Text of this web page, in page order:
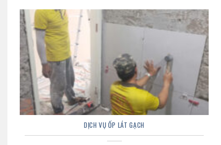
DỊCH VỤ ỐP LÁT GẠCH